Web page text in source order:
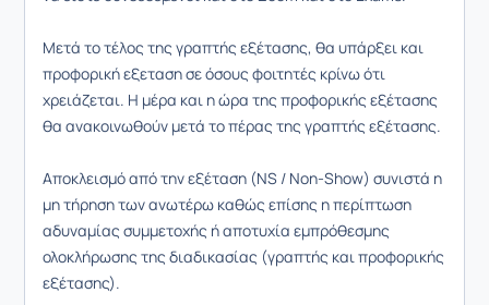
Μετά το τέλος της γραπτής εξέτασης, θα υπάρξει και
προφορική εξεταση σε όσους φοιτητές κρίνω ότι
χρειάζεται. Η μέρα και η ώρα της προφορικής εξέτασης
θα ανακοινωθούν μετά το πέρας της γραπτής εξέτασης.
Αποκλεισμό από την εξέταση (NS / Non-Show) συνιστά η
μη τήρηση των ανωτέρω καθώς επίσης η περίπτωση
αδυναμίας συμμετοχής ή αποτυχία εμπρόθεσμης
ολοκλήρωσης της διαδικασίας (γραπτής και προφορικής
εξέτασης).